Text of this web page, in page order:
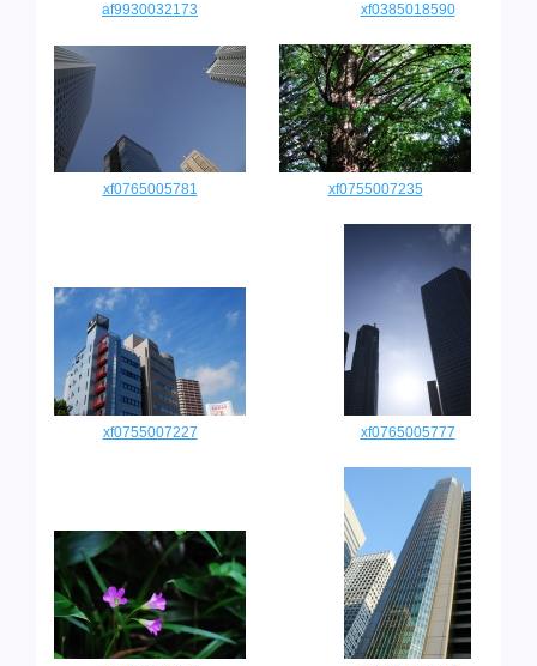
af9930032173 xf0385018590
xf0765005781 xf0755007235
xf0755007227 xf0765005777